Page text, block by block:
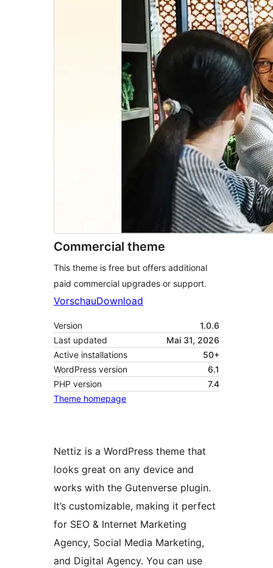
Commercial theme
This theme is free but offers additional
paid commercial upgrades or support.
VorschauDownload
Version
1.0.6
Last updated
Mai 31, 2026
Active installations
50+
WordPress version
6.1
PHP version
7.4
Theme homepage
Nettiz is a WordPress theme that
looks great on any device and
works with the Gutenverse plugin.
It’s customizable, making it perfect
for SEO & Internet Marketing
Agency, Social Media Marketing,
and Digital Agency. You can use